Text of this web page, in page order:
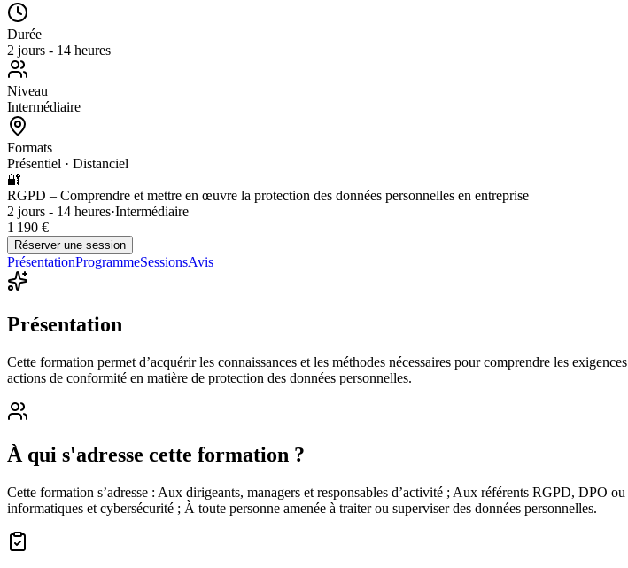
Durée
2 jours - 14 heures
Niveau
Intermédiaire
Formats
Présentiel · Distanciel
🔐
RGPD – Comprendre et mettre en œuvre la protection des données personnelles en entreprise
2 jours - 14 heures·Intermédiaire
1 190 €
Réserver une session
PrésentationProgrammeSessionsAvis
Présentation
Cette formation permet d’acquérir les connaissances et les méthodes nécessaires pour comprendre les
actions de conformité en matière de protection des données personnelles.
À qui s'adresse cette formation ?
Cette formation s’adresse : Aux dirigeants, managers et responsables d’activité ; Aux référents RGPD,
informatiques et cybersécurité ; À toute personne amenée à traiter ou superviser des données personnelles.